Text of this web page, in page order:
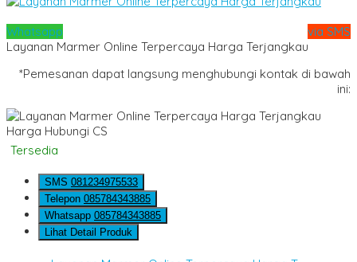
Whatsapp
via SMS
Layanan Marmer Online Terpercaya Harga Terjangkau
*Pemesanan dapat langsung menghubungi kontak di bawah
ini:
Harga Hubungi CS
Tersedia
SMS 081234975533
Telepon 085784343885
Whatsapp 085784343885
Lihat Detail Produk